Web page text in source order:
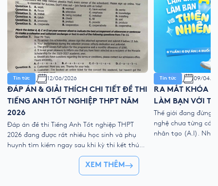
Tin tức 12/06/2026
ĐÁP ÁN & GIẢI THÍCH CHI TIẾT ĐỀ THI
TIẾNG ANH TỐT NGHIỆP THPT NĂM
2026
Đáp án đề thi Tiếng Anh Tốt nghiệp THPT
2026 đang được rất nhiều học sinh và phụ
huynh tìm kiếm ngay sau khi kỳ thi kết thúc.
Để giúp thí sinh nhanh chóng đối chiếu kết
quả và đánh giá bài làm của mình, YOLA cập
nhật đề thi chính thức, đáp án tham […]
Tin tức 09/04/
RA MẮT KHÓA
LÀM BẠN VỚI
Thế giới đang đứng
nghệ chưa từng có
nhân tạo (A.I).
XEM THÊM